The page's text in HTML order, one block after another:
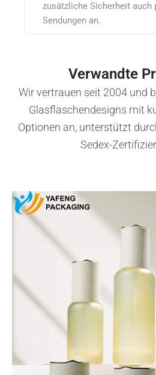
zusätzliche Sicherheit auch
Sendungen an.
Verwandte
Wir vertrauen seit 2004 und
Glasflaschendesigns mit
Optionen an, unterstützt
Sedex-